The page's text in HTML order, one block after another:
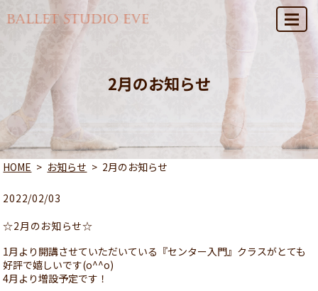
MENU
2月のお知らせ
HOME お知らせ 2月のお知らせ
2022/02/03
☆2月のお知らせ☆
1月より開講させていただいている『センター入門』クラスがとても
好評で嬉しいです(o^^o)
4月より増設予定です！